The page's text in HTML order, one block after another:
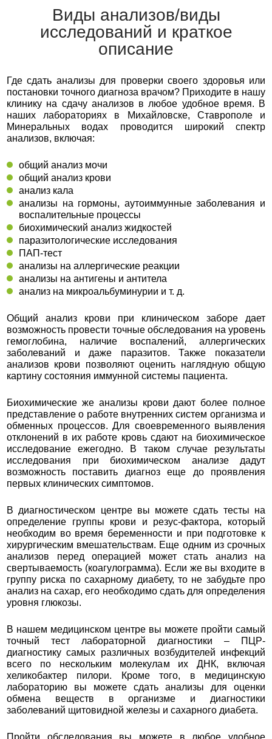
Виды анализов/виды
исследований и краткое
описание
Где сдать анализы для проверки своего здоровья или
постановки точного диагноза врачом? Приходите в нашу
клинику на сдачу анализов в любое удобное время. В
наших лабораториях в Михайловске, Ставрополе и
Минеральных водах проводится широкий спектр
анализов, включая:
общий анализ мочи
общий анализ крови
анализ кала
анализы на гормоны, аутоиммунные заболевания и
воспалительные процессы
биохимический анализ жидкостей
паразитологические исследования
ПАП-тест
анализы на аллергические реакции
анализы на антигены и антитела
анализ на микроальбуминурии и т. д.
Общий анализ крови при клиническом заборе дает
возможность провести точные обследования на уровень
гемоглобина, наличие воспалений, аллергических
заболеваний и даже паразитов. Также показатели
анализов крови позволяют оценить наглядную общую
картину состояния иммунной системы пациента.
Биохимические же анализы крови дают более полное
представление о работе внутренних систем организма и
обменных процессов. Для своевременного выявления
отклонений в их работе кровь сдают на биохимическое
исследование ежегодно. В таком случае результаты
исследования при биохимическом анализе дадут
возможность поставить диагноз еще до проявления
первых клинических симптомов.
В диагностическом центре вы можете сдать тесты на
определение группы крови и резус-фактора, который
необходим во время беременности и при подготовке к
хирургическим вмешательствам. Еще одним из срочных
анализов перед операцией может стать анализ на
свертываемость (коагулограмма). Если же вы входите в
группу риска по сахарному диабету, то не забудьте про
анализ на сахар, его необходимо сдать для определения
уровня глюкозы.
В нашем медицинском центре вы можете пройти самый
точный тест лабораторной диагностики – ПЦР-
диагностику самых различных возбудителей инфекций
всего по нескольким молекулам их ДНК, включая
хеликобактер пилори. Кроме того, в медицинскую
лабораторию вы можете сдать анализы для оценки
обмена веществ в организме и диагностики
заболеваний щитовидной железы и сахарного диабета.
Пройти обследования вы можете в любое удобное